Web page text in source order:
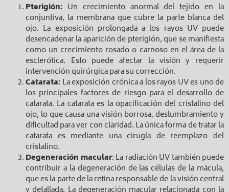
Pterigión: Un crecimiento anormal del tejido en la
conjuntiva, la membrana que cubre la parte blanca del
ojo. La exposición prolongada a los rayos UV puede
desencadenar la aparición de pterigión, que se manifiesta
como un crecimiento rosado o carnoso en el área de la
esclerótica. Esto puede afectar la visión y requerir
intervención quirúrgica para su corrección.
Catarata: La exposición crónica a los rayos UV es uno de
los principales factores de riesgo para el desarrollo de
catarata. La catarata es la opacificación del cristalino del
ojo, lo que causa una visión borrosa, deslumbramiento y
dificultad para ver con claridad. La única forma de tratar la
catarata es mediante una cirugía de reemplazo del
cristalino.
Degeneración macular: La radiación UV también puede
contribuir a la degeneración de las células de la mácula,
que es la parte de la retina responsable de la visión central